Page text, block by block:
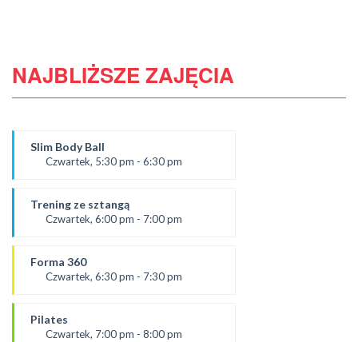
NAJBLIŻSZE ZAJĘCIA
Slim Body Ball
Czwartek, 5:30 pm - 6:30 pm
Ola C.
SALA 1
Trening ze sztangą
Czwartek, 6:00 pm - 7:00 pm
prowadząca:
Karolina
Forma 360
Czwartek, 6:30 pm - 7:30 pm
Ola C.
SALA 1
Pilates
Czwartek, 7:00 pm - 8:00 pm